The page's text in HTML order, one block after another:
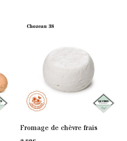
Chozeau 38
Fromage de chèvre frais